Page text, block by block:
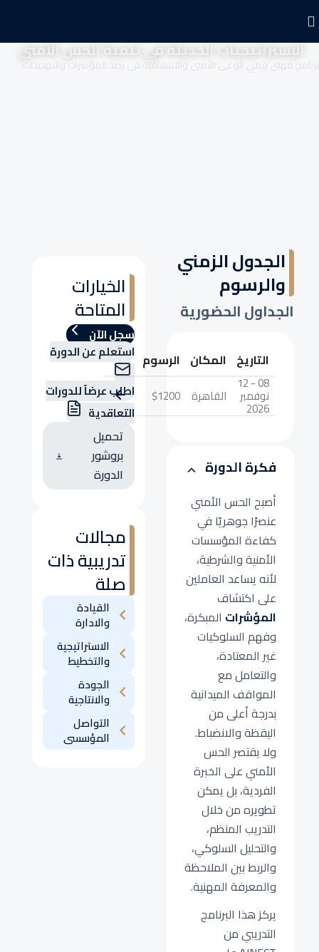
الإستراتيجيات الحديثة في تنمية الحس الأمني
برنامج مهني ينمي الوعي الأمني والاستباقية في رصد المؤشرات والتهديدات.
الخيارات
المتاحة
سجل الآن
استعلم عن الدورة
اطلب عرضاً للدورات
التعاقدية
تحميل
بروشور
الدورة
مجالات
تدريبية ذات
صلة
القيادة
والادارة
الاستراتيجية
والتخطيط
الجودة
والانتاجية
التواصل
المؤسسى
الجدول الزمني
والرسوم
الجداول الحضورية
التاريخ المكان الرسوم
08 - 12
نوفمبر
2026
القاهرة $1200
فكرة الدورة
أصبح الحس الأمني
عنصرًا جوهريًا في
كفاءة المؤسسات
الأمنية والشرطية،
لأنه يساعد العاملين
على اكتشاف
المؤشرات المبكرة،
وفهم السلوكيات
غير المعتادة،
والتعامل مع
المواقف الميدانية
بدرجة أعلى من
اليقظة والانضباط.
ولا يقتصر الحس
الأمني على الخبرة
الفردية، بل يمكن
تطويره من خلال
التدريب المنظم،
والتحليل السلوكي،
والربط بين الملاحظة
والمعرفة المهنية.
يركز هذا البرنامج
التدريبي من